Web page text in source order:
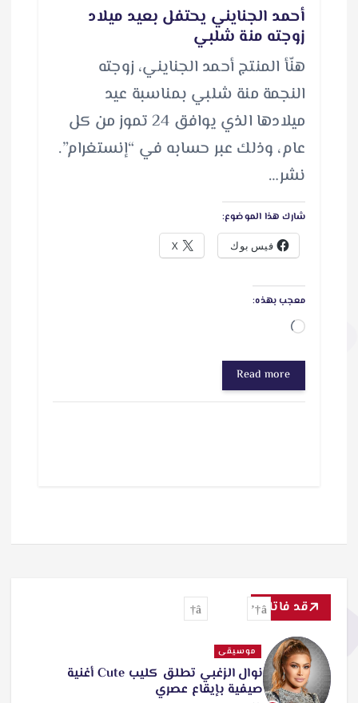
أحمد الجنايني يحتفل بعيد ميلاد
زوجته منة شلبي
هنّأ المنتج أحمد الجنايني، زوجته
النجمة منة شلبي بمناسبة عيد
ميلادها الذي يوافق 24 تموز من كل
عام، وذلك عبر حسابه في “إنستغرام”.
نشر…
شارك هذا الموضوع:
فيس بوك X
معجب بهذه:
ج
ا
ر
ي
م
ل
…
Read more
قد فاتك
موسيقى
نوال الزغبي تطلق كليب Cute أغنية
صيفية بإيقاع عصري